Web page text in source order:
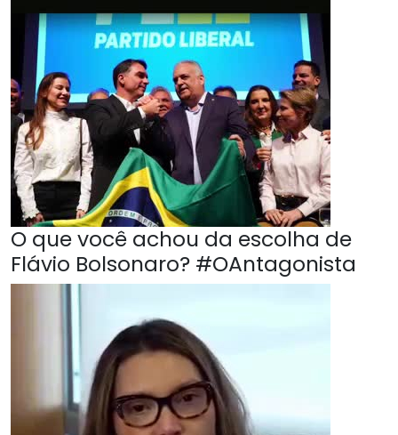
O que você achou da escolha de
Flávio Bolsonaro? #OAntagonista